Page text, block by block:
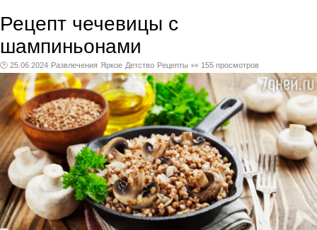
Рецепт чечевицы с
шампиньонами
🕑 25.06.2024 Развлечения Яркое Детство Рецепты 👀 155 просмотров